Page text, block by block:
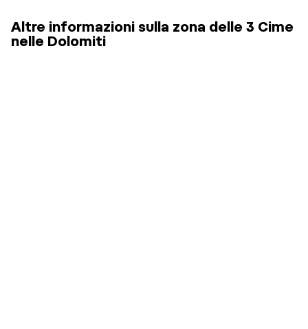
Altre informazioni sulla zona delle 3 Cime
nelle Dolomiti